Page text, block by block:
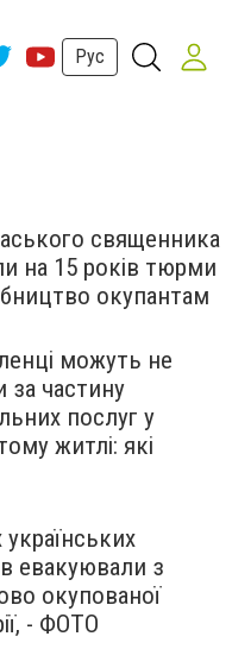
Рус
священника
на 15 років тюрми
окупантам
можуть не
за частину
послуг у
житлі: які
українських
евакуювали з
окупованої
- ФОТО